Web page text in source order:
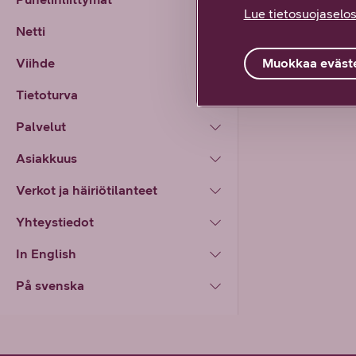
Netti
Viihde
Tietoturva
Palvelut
Asiakkuus
Verkot ja häiriötilanteet
Yhteystiedot
In English
På svenska
Kyllä
Lue
Muokkaa